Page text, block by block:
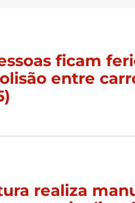
ficam
entre
realiza